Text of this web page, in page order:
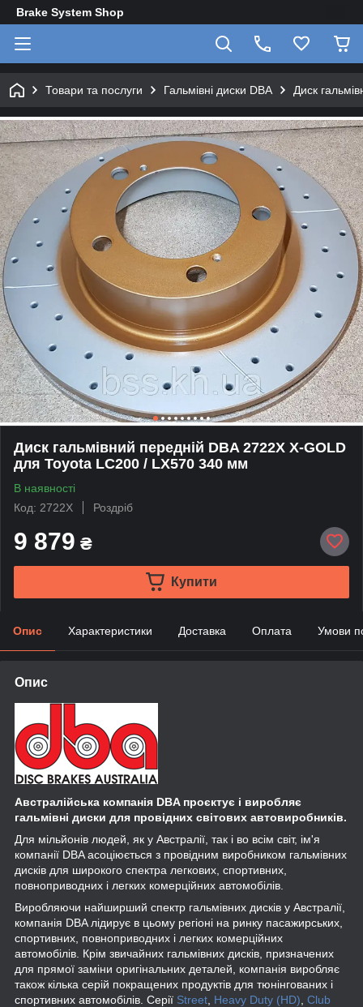
Brake System Shop
Товари та послуги Гальмівні диски DBA Диск
Диск гальмівний передній DBA 2722X X-GOLD
для Toyota LC200 / LX570 340 мм
В наявності
Код: 2722X
Роздріб
9 879 ₴
Купити
Опис Характеристики Доставка Оплата Умови
Опис
Австралійська компанія DBA проєктує і виробляє
гальмівні диски для провідних світових автовиробників.
Для мільйонів людей, як у Австралії, так і во всім світ, ім'я
компанії DBA асоціюється з провідним виробником гальмівних
дисків для широкого спектра легкових, спортивних,
повноприводних і легких комерційних автомобілів.
Виробляючи найширший спектр гальмівних дисків у Австралії,
компанія DBA лідирує в цьому регіоні на ринку пасажирських,
спортивних, повноприводних і легких комерційних
автомобілів. Крім звичайних гальмівних дисків, призначених
для прямої заміни оригінальних деталей, компанія виробляє
також кілька серій покращених продуктів для тюнінгованих і
спортивних автомобілів. Серії Street Heavy Duty (HD) Club